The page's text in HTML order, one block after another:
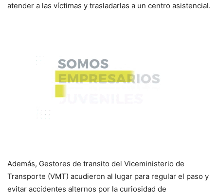
atender a las víctimas y trasladarlas a un centro asistencial.
Además, Gestores de transito del Viceministerio de
Transporte (VMT) acudieron al lugar para regular el paso y
evitar accidentes alternos por la curiosidad de